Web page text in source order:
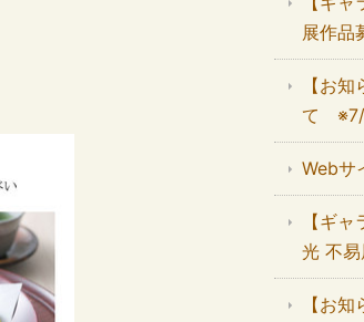
展作品
【お
て ※7/
Webサ
【ギ
光 不
【お